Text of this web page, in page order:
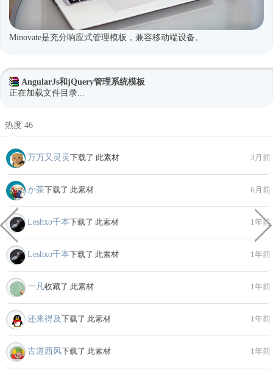
Minovate是充分响应式管理模板，兼容移动端设备。
AngularJs和jQuery管理系统模板
正在加载文件目录...
热度 46
万万又灵灵 下载了 此素材 3月前
か茶下载了 此素材 6月前
Leshxo千本下载了 此素材 1年前
Leshxo千本下载了 此素材 1年前
一凡收藏了 此素材 1年前
还来得及下载了 此素材 1年前
古道西风下载了 此素材 1年前